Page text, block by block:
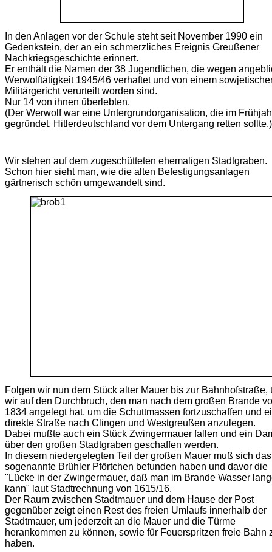
In den Anlagen vor der Schule steht seit November 1990 ein
Gedenkstein, der an ein schmerzliches Ereignis Greußener
Nachkriegsgeschichte erinnert.
Er enthält die Namen der 38 Jugendlichen, die wegen
Werwolftätigkeit 1945/46 verhaftet und von einem
Militärgericht verurteilt worden sind.
Nur 14 von ihnen überlebten.
(Der Werwolf war eine Untergrundorganisation, die im
gegründet, Hitlerdeutschland vor dem Untergang retten sollte.)
Wir stehen auf dem zugeschütteten ehemaligen Stadtgraben.
Schon hier sieht man, wie die alten Befestigungsanlagen
gärtnerisch schön umgewandelt sind.
Folgen wir nun dem Stück alter Mauer bis zur Bahnhofstraße,
wir auf den Durchbruch, den man nach dem großen Brande
1834 angelegt hat, um die Schuttmassen fortzuschaffen und
direkte Straße nach Clingen und Westgreußen anzulegen.
Dabei mußte auch ein Stück Zwingermauer fallen und ein
über den großen Stadtgraben geschaffen werden.
In diesem niedergelegten Teil der großen Mauer muß sich das
sogenannte Brühler Pförtchen befunden haben und davor die
"Lücke in der Zwingermauer, daß man im Brande Wasser
kann" laut Stadtrechnung von 1615/16.
Der Raum zwischen Stadtmauer und dem Hause der Post
gegenüber zeigt einen Rest des freien Umlaufs innerhalb der
Stadtmauer, um jederzeit an die Mauer und die Türme
herankommen zu können, sowie für Feuerspritzen freie Bahn
haben.